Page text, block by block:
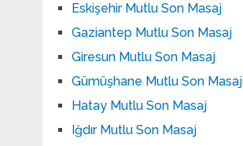
Eskişehir Mutlu Son Masaj
Gaziantep Mutlu Son Masaj
Giresun Mutlu Son Masaj
Gümüşhane Mutlu Son Masaj
Hatay Mutlu Son Masaj
Iğdır Mutlu Son Masaj